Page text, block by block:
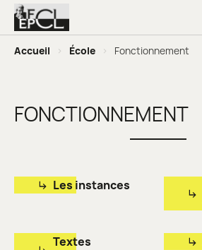
Accueil > École > Fonctionnement
FONCTIONNEMENT
Les instances
Textes